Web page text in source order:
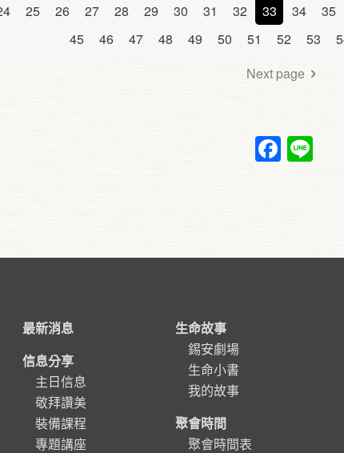
25 26 27 28 29 30 31 32 33 34 35
45
46 47 48 49 50 51 52 53
Next page
最新消息
信息分享
主日信息
敬拜讚美
裝備課程
專題講座
生命故事
錫安劇場
生命小書
我的故事
聚會時間
聚會時間表